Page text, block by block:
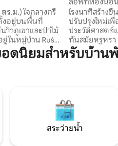
ร.ม.) ใจกลางกรี
งอยู่บนพื้นที่
วิวภูเขาและป่าไม้
เนินเขาในบริเวณ
าง
ณฑ์และฝักบัว)
ในมาซูรี
โรงนาที่สร้างขึ้
ปรับปรุงใหม่เ
ประวัติศาสตร์
ทันสมัยหรูหรา
ทุ่งหญ้าที่มีม้า
สไตล์ฝรั่งเศส
แห่งนี้ยังมีกิจก
การตกปลาว่า
พายเรือคายัค
ดนิยมสำหรับบ้าน
สระว่ายน้ำ